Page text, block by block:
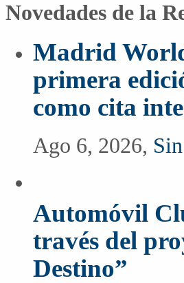
Novedades de la
Madrid
primera
como cita
Ago 6, 2026,
Automóvil
través del
Destino”